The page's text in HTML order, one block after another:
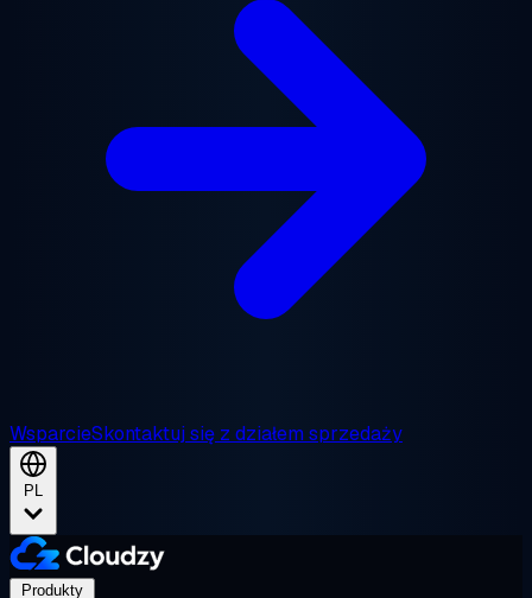
WsparcieSkontaktuj się z działem sprzedaży
PL